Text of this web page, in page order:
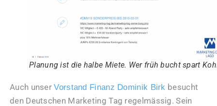
Planung ist die halbe Miete. Wer früh bucht spart
Auch unserVorstand Finanz Dominik Birk besucht
den Deutschen Marketing Tag regelmässig. Sein